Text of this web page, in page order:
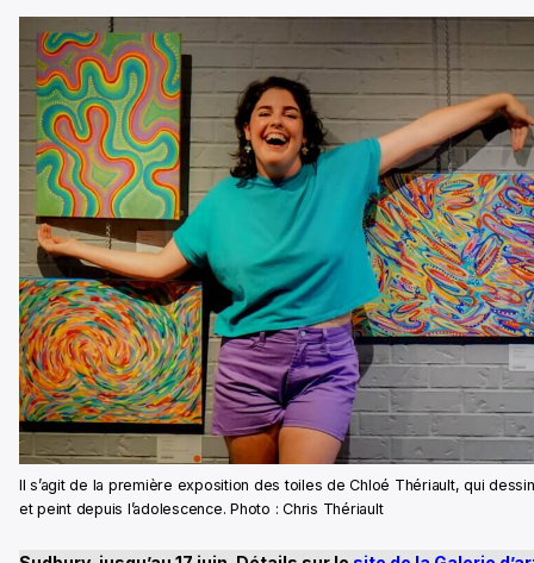
Il s’agit de la première exposition des toiles de Chloé Thériault, qui
et peint depuis l’adolescence. Photo : Chris Thériault